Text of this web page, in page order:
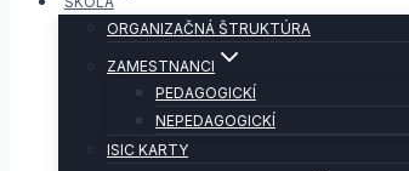
ORGANIZAČNÁ ŠTRUKTÚRA
ZAMESTNANCI
PEDAGOGICKÍ
NEPEDAGOGICKÍ
ISIC KARTY